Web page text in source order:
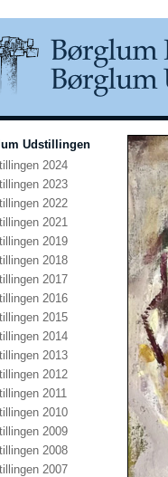
Udstillingen
2024
2023
2022
2021
2019
2018
2017
2016
2015
2014
2013
2012
2011
2010
2009
2008
2007